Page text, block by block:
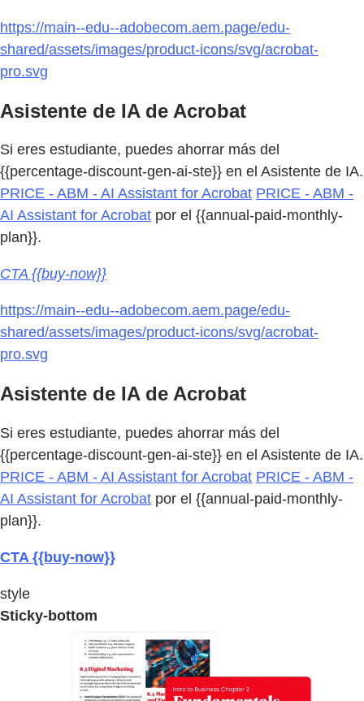
https://main--edu--adobecom.aem.page/edu-
shared/assets/images/product-icons/svg/acrobat-
pro.svg
Asistente de IA de Acrobat
Si eres estudiante, puedes ahorrar más del
{{percentage-discount-gen-ai-ste}} en el Asistente de IA.
PRICE - ABM - AI Assistant for Acrobat PRICE - ABM -
AI Assistant for Acrobat por el {{annual-paid-monthly-
plan}}.
CTA {{buy-now}}
https://main--edu--adobecom.aem.page/edu-
shared/assets/images/product-icons/svg/acrobat-
pro.svg
Asistente de IA de Acrobat
Si eres estudiante, puedes ahorrar más del
{{percentage-discount-gen-ai-ste}} en el Asistente de IA.
PRICE - ABM - AI Assistant for Acrobat PRICE - ABM -
AI Assistant for Acrobat por el {{annual-paid-monthly-
plan}}.
CTA {{buy-now}}
style
Sticky-bottom